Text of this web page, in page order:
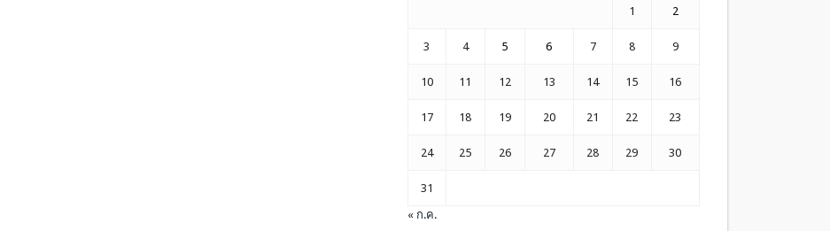
1 2
3 4 5 6 7 8 9
10 11 12 13 14 15 16
17 18 19 20 21 22 23
24 25 26 27 28 29 30
31
« ก.ค.